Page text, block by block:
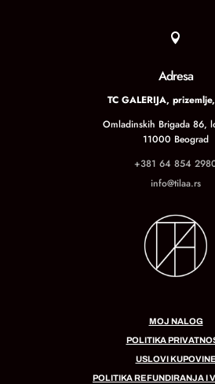

Adresa
TC GALERIJA,
Omladinskih Brigada 86,
11000 Beograd
+381 64 854
info@tilaa.rs
MOJ NALOG
POLITIKA
USLOVI KUPOVINE
POLITIKA REFUNDIRANJA I